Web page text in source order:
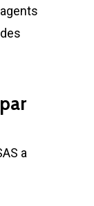
a
et projets
chiffres